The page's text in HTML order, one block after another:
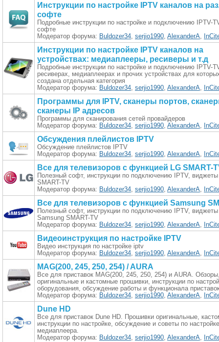
Инструкции по настройке IPTV каналов на
софте
Подробные инструкции по настройке и подключению IPTV-
софте
Модератор форума: Buldozer34, serjio1990, AlexanderA,
Инструкции по настройке IPTV каналов на
устройствах: медиаплееры, ресиверы и т.д
Подробные инструкции по настройке и подключению IPTV-
ресиверах, медиаплеерах и прочих устройствах для
создана отдельная категория
Модератор форума: Buldozer34, serjio1990, AlexanderA,
Программы для IPTV, сканеры портов,
сканеры IP адресов
Программы для сканирования сетей провайдеров
Модератор форума: Buldozer34, serjio1990, AlexanderA,
Обсуждения плейлистов IPTV
Обсуждение плейлистов IPTV
Модератор форума: Buldozer34, serjio1990, AlexanderA,
Все для телевизоров с функцией LG SMART-
Полезный софт, инструкции по подключению IPTV,
SMART-TV
Модератор форума: Buldozer34, serjio1990, AlexanderA,
Все для телевизоров с функцией Samsung
Полезный софт, инструкции по подключению IPTV,
Samsung SMART-TV
Модератор форума: Buldozer34, serjio1990, AlexanderA,
Видеоинструкция по настройке IPTV
Видео инструкция по настройке iptv
Модератор форума: Buldozer34, serjio1990, AlexanderA,
MAG(200, 245, 250, 254) / AURA
Все для приставок MAG(200, 245, 250, 254) и AURA.
оригинальные и кастомные прошивки, инструкции по
оборудования, обсуждение работы и функционала
Модератор форума: Buldozer34, serjio1990, AlexanderA,
Dune HD
Все для приставок Dune HD. Прошивки оригинальные,
инструкции по настройке, обсуждение и советы по настройке
медиаплеера.
Модератор форума: Buldozer34, serjio1990, AlexanderA,